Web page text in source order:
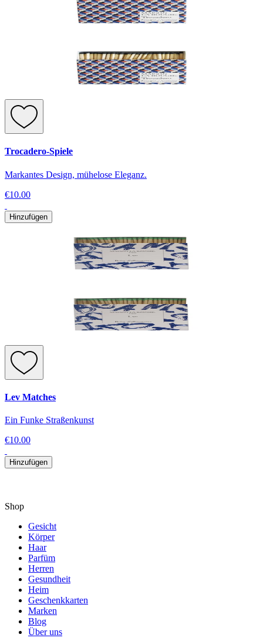
Trocadero-Spiele
Markantes Design, mühelose Eleganz.
€10.00
Hinzufügen
Lev Matches
Ein Funke Straßenkunst
€10.00
Hinzufügen
Shop
Gesicht
Körper
Haar
Parfüm
Herren
Gesundheit
Heim
Geschenkkarten
Marken
Blog
Über uns